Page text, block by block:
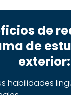
de
de
exterior:
habilidades